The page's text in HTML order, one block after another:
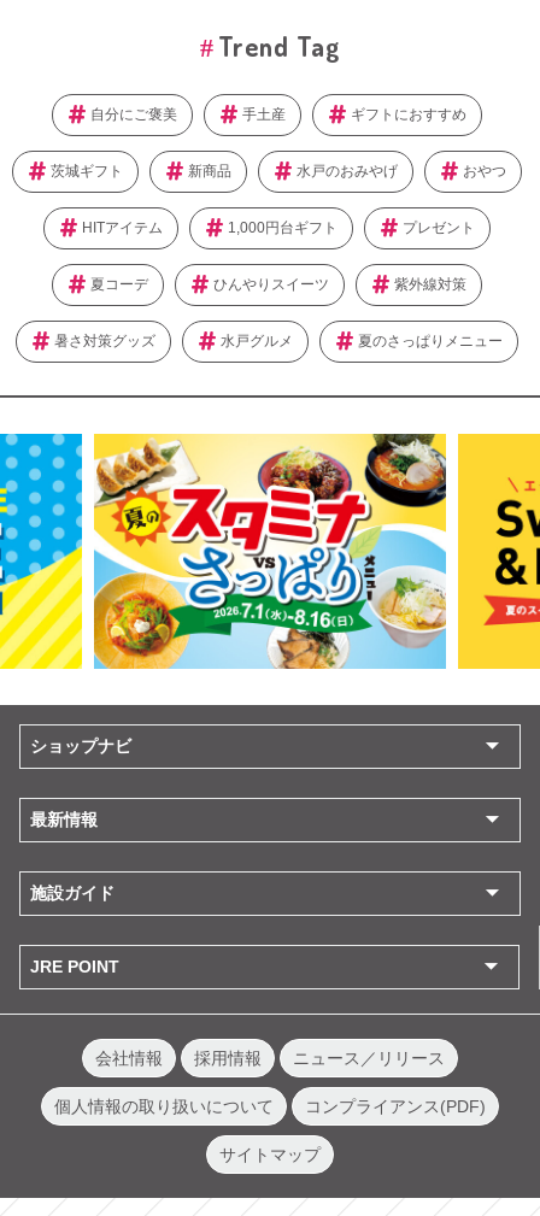
Trend Tag
自分にご褒美 手土産 ギフトにおすすめ
茨城ギフト 新商品 水戸のおみやげ おやつ
HITアイテム 1,000円台ギフト プレゼント
夏コーデ ひんやりスイーツ 紫外線対策
暑さ対策グッズ 水戸グルメ 夏のさっぱりメニュー
ショップナビ
最新情報
施設ガイド
JRE POINT
会社情報 採用情報 ニュース／リリース
個人情報の取り扱いについて コンプライアンス(PDF)
サイトマップ